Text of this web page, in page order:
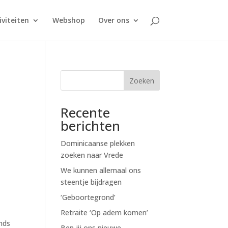
Webshop Over ons
Zoeken
Recente
berichten
Dominicaanse plekken
zoeken naar Vrede
We kunnen allemaal ons
steentje bijdragen
‘Geboortegrond’
Retraite ‘Op adem komen’